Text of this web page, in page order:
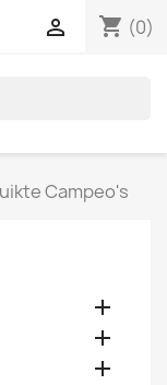
shopping_cart (0)

Campeo's


